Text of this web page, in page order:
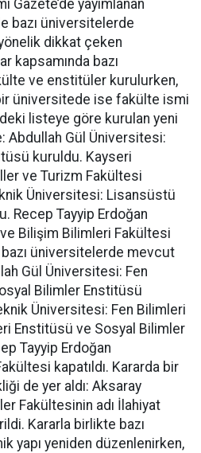
Gazete’de yayımlanan
bazı üniversitelerde
dikkat çeken
kapsamında bazı
ve enstitüler kurulurken,
üniversitede ise fakülte ismi
listeye göre kurulan yeni
Abdullah Gül Üniversitesi:
kuruldu. Kayseri
ve Turizm Fakültesi
Üniversitesi: Lisansüstü
Recep Tayyip Erdoğan
Bilişim Bilimleri Fakültesi
üniversitelerde mevcut
Gül Üniversitesi: Fen
Bilimler Enstitüsü
Üniversitesi: Fen Bilimleri
Enstitüsü ve Sosyal Bilimler
Tayyip Erdoğan
kapatıldı. Kararda bir
de yer aldı: Aksaray
Fakültesinin adı İlahiyat
Kararla birlikte bazı
yapı yeniden düzenlenirken,